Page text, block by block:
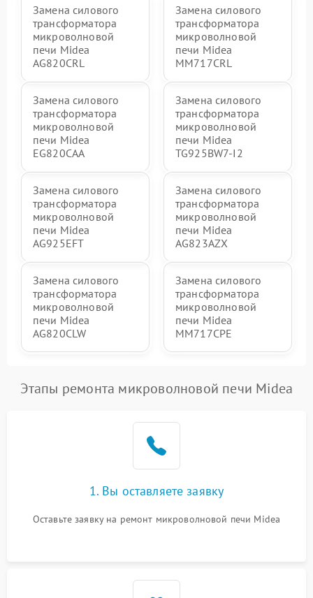
Замена силового
трансформатора
микроволновой
печи Midea
AG820CRL
Замена силового
трансформатора
микроволновой
печи Midea
MM717CRL
Замена силового
трансформатора
микроволновой
печи Midea
EG820CAA
Замена силового
трансформатора
микроволновой
печи Midea
TG925BW7-I2
Замена силового
трансформатора
микроволновой
печи Midea
AG925EFT
Замена силового
трансформатора
микроволновой
печи Midea
AG823AZX
Замена силового
трансформатора
микроволновой
печи Midea
AG820CLW
Замена силового
трансформатора
микроволновой
печи Midea
MM717CPE
Этапы ремонта микроволновой печи Midea
1. Вы оставляете заявку
Оставьте заявку на ремонт микроволновой печи Midea